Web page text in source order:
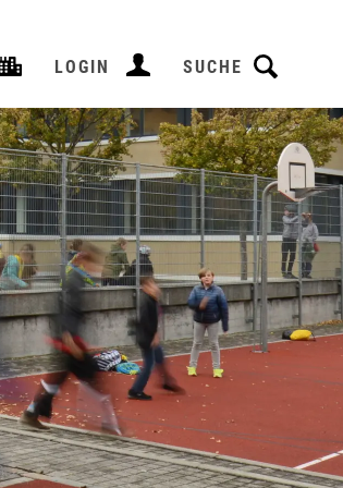
SUCHE
LOGIN